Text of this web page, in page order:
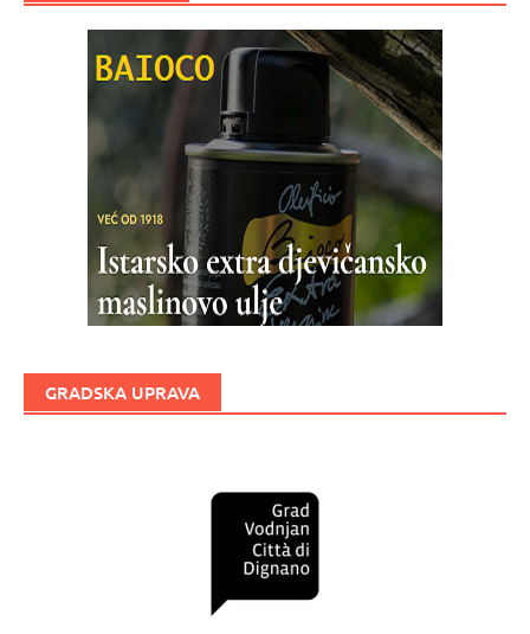
GRADSKA UPRAVA